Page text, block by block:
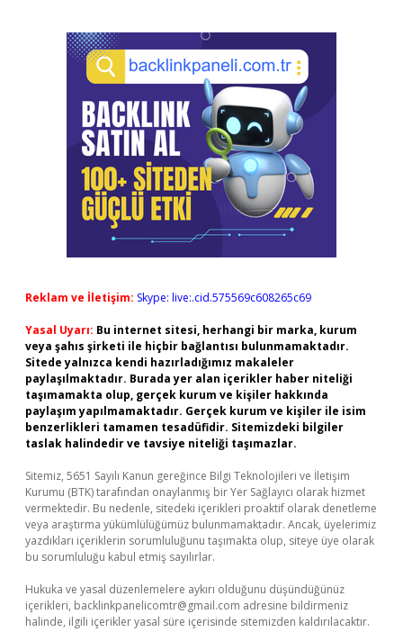
Reklam ve İletişim: Skype: live:.cid.575569c608265c69
Yasal Uyarı: Bu internet sitesi, herhangi bir marka, kurum
veya şahıs şirketi ile hiçbir bağlantısı bulunmamaktadır.
Sitede yalnızca kendi hazırladığımız makaleler
paylaşılmaktadır. Burada yer alan içerikler haber niteliği
taşımamakta olup, gerçek kurum ve kişiler hakkında
paylaşım yapılmamaktadır. Gerçek kurum ve kişiler ile isim
benzerlikleri tamamen tesadüfidir. Sitemizdeki bilgiler
taslak halindedir ve tavsiye niteliği taşımazlar.
Sitemiz, 5651 Sayılı Kanun gereğince Bilgi Teknolojileri ve İletişim
Kurumu (BTK) tarafından onaylanmış bir Yer Sağlayıcı olarak hizmet
vermektedir. Bu nedenle, sitedeki içerikleri proaktif olarak denetleme
veya araştırma yükümlülüğümüz bulunmamaktadır. Ancak, üyelerimiz
yazdıkları içeriklerin sorumluluğunu taşımakta olup, siteye üye olarak
bu sorumluluğu kabul etmiş sayılırlar.
Hukuka ve yasal düzenlemelere aykırı olduğunu düşündüğünüz
içerikleri, backlinkpanelicomtr@gmail.com adresine bildirmeniz
halinde, ilgili içerikler yasal süre içerisinde sitemizden kaldırılacaktır.